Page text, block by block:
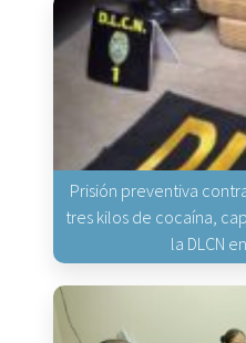
Prisión preventiva
tres kilos de cocaína,
la DLCN